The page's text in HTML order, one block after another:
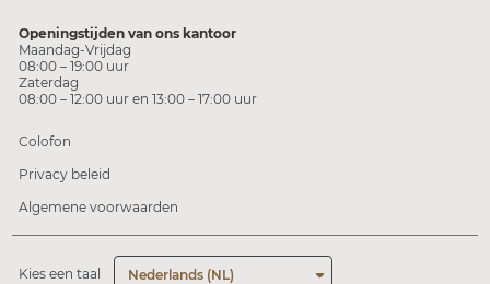
Openingstijden van ons kantoor
Maandag-Vrijdag
08:00 – 19:00 uur
Zaterdag
08:00 – 12:00 uur en 13:00 – 17:00 uur
Colofon
Privacy beleid
Algemene voorwaarden
Kies een taal Nederlands (NL)